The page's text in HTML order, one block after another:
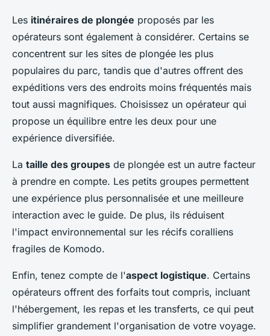
Les itinéraires de plongée proposés par les
opérateurs sont également à considérer. Certains se
concentrent sur les sites de plongée les plus
populaires du parc, tandis que d'autres offrent des
expéditions vers des endroits moins fréquentés mais
tout aussi magnifiques. Choisissez un opérateur qui
propose un équilibre entre les deux pour une
expérience diversifiée.
La taille des groupes de plongée est un autre facteur
à prendre en compte. Les petits groupes permettent
une expérience plus personnalisée et une meilleure
interaction avec le guide. De plus, ils réduisent
l'impact environnemental sur les récifs coralliens
fragiles de Komodo.
Enfin, tenez compte de l'aspect logistique. Certains
opérateurs offrent des forfaits tout compris, incluant
l'hébergement, les repas et les transferts, ce qui peut
simplifier grandement l'organisation de votre voyage.